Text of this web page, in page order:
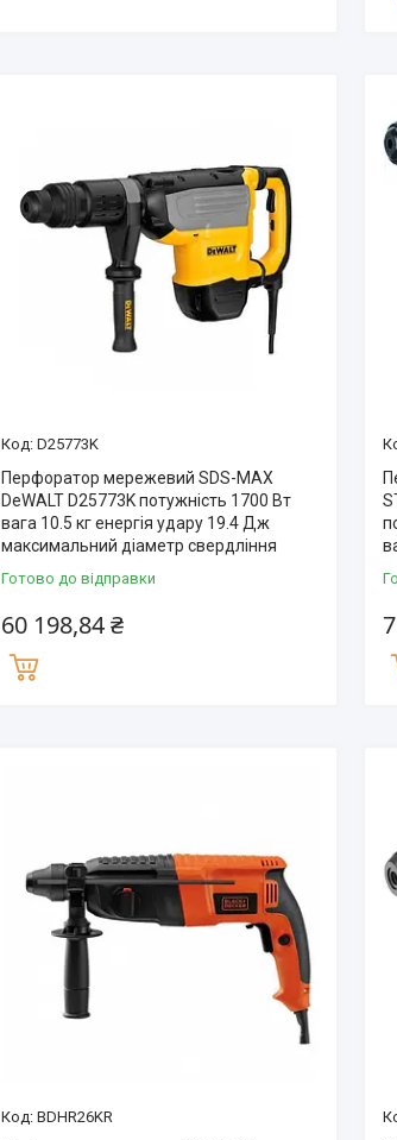
D25773K
Перфоратор мережевий SDS-MAX
DeWALT D25773K потужність 1700 Вт
вага 10.5 кг енергія удару 19.4 Дж
максимальний діаметр свердління
Готово до відправки
60 198,84 ₴
BDHR26KR